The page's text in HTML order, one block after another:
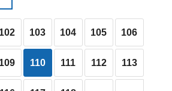
102 103 104 105 106
109 110 111 112 113